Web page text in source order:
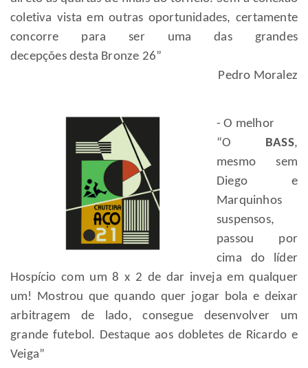
coletiva vista em outras oportunidades, certamente
concorre para ser uma das grandes
decepções desta Bronze 26”
Pedro Moralez
- O melhor
“O BASS,
mesmo sem
Diego e
Marquinhos
suspensos,
passou por
cima do líder
Hospício com um 8 x 2 de dar inveja em qualquer
um! Mostrou que quando quer jogar bola e deixar
arbitragem de lado, consegue desenvolver um
grande futebol. Destaque aos dobletes de Ricardo e
Veiga”